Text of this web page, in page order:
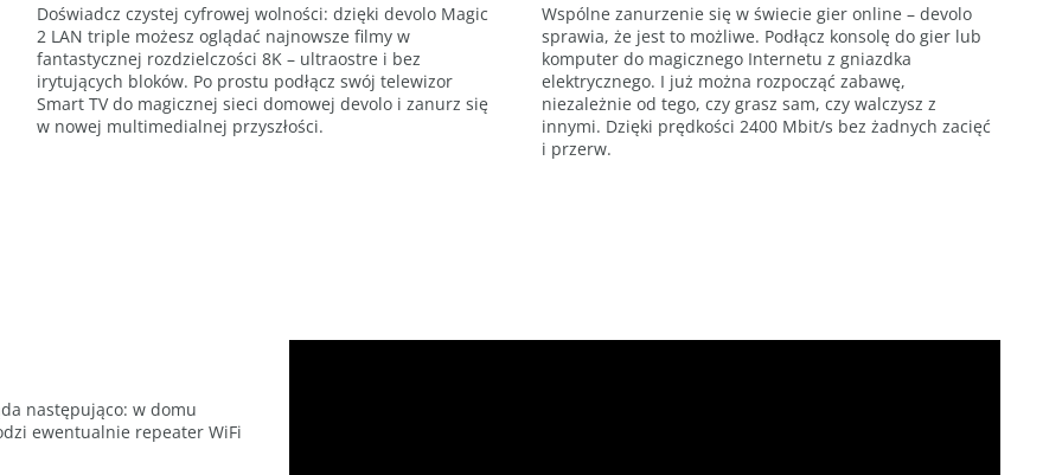
Doświadcz czystej cyfrowej wolności: dzięki devolo Magic
2 LAN triple możesz oglądać najnowsze filmy w
fantastycznej rozdzielczości 8K – ultraostre i bez
irytujących bloków. Po prostu podłącz swój telewizor
Smart TV do magicznej sieci domowej devolo i zanurz się
w nowej multimedialnej przyszłości.
Wspólne zanurzenie się w świecie gier online – devolo
sprawia, że jest to możliwe. Podłącz konsolę do gier lub
komputer do magicznego Internetu z gniazdka
elektrycznego. I już można rozpocząć zabawę,
niezależnie od tego, czy grasz sam, czy walczysz z
innymi. Dzięki prędkości 2400 Mbit/s bez żadnych zacięć
i przerw.
następująco: w domu
ewentualnie repeater WiFi